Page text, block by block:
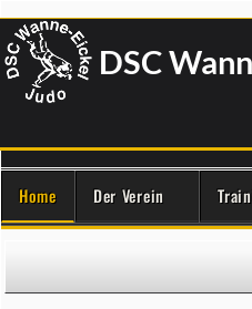
DSC
Home Der Verein